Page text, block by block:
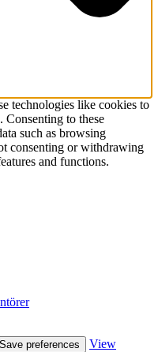
technologies like cookies to
Consenting to these
such as browsing
consenting or withdrawing
and functions.
Save preferences
View